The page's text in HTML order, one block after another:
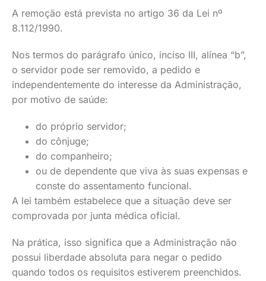
A remoção está prevista no artigo 36 da Lei nº
8.112/1990.
Nos termos do parágrafo único, inciso III, alínea “b”,
o servidor pode ser removido, a pedido e
independentemente do interesse da Administração,
por motivo de saúde:
do próprio servidor;
do cônjuge;
do companheiro;
ou de dependente que viva às suas expensas e
conste do assentamento funcional.
A lei também estabelece que a situação deve ser
comprovada por junta médica oficial.
Na prática, isso significa que a Administração não
possui liberdade absoluta para negar o pedido
quando todos os requisitos estiverem preenchidos.